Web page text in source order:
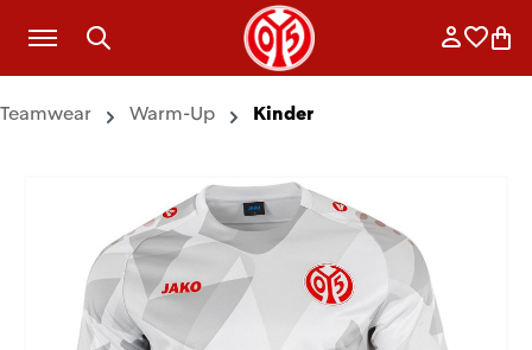
Zum Hauptinhalt springen
Teamwear Warm-Up Kinder